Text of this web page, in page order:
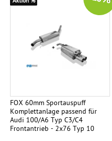
FOX 60mm Sportauspuff
Komplettanlage passend für
Audi 100/A6 Typ C3/C4
Frontantrieb - 2x76 Typ 10